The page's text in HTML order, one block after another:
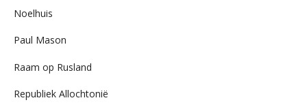
Noelhuis
Paul Mason
Raam op Rusland
Republiek Allochtonië